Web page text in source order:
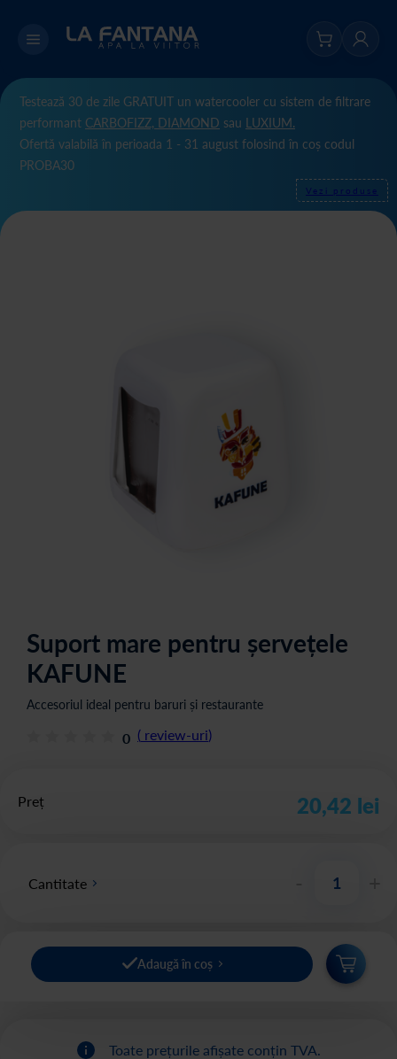
Testează 30 de zile GRATUIT un watercooler cu sistem de filtrare
performant CARBOFIZZ, DIAMOND sau LUXIUM.
Ofertă valabilă în perioada 1 - 31 august folosind în coș codul
PROBA30
Vezi produse
Suport mare pentru șervețele
KAFUNE
Accesoriul ideal pentru baruri și restaurante
0 ( review-uri)
Cantitate
Preț 20,42 lei
Adaugă în coș
Toate prețurile afișate conțin TVA.